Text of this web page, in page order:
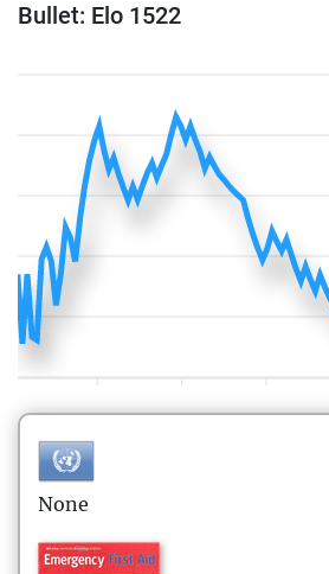
Bullet: Elo 1522
None